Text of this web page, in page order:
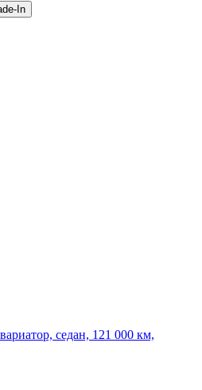
In
седан, 121 000 км,